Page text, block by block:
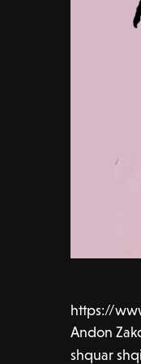
https://
Andon
shquar